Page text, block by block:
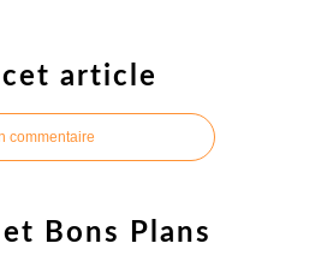
article
commentaire
Bons Plans